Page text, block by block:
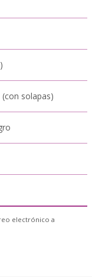
solapas)
electrónico a